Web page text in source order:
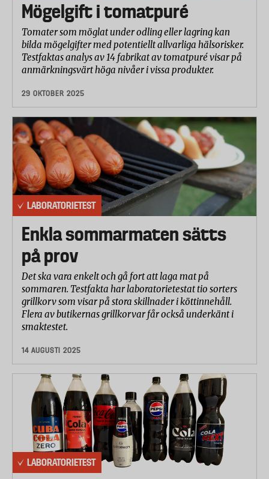
Mögelgift i tomatpuré
Tomater som möglat under odling eller lagring kan
bilda mögelgifter med potentiellt allvarliga hälsorisker.
Testfaktas analys av 14 fabrikat av tomatpuré visar på
anmärkningsvärt höga nivåer i vissa produkter.
29 OKTOBER 2025
LABORATORIETEST
Enkla sommarmaten sätts
på prov
Det ska vara enkelt och gå fort att laga mat på
sommaren. Testfakta har laboratorietestat tio sorters
grillkorv som visar på stora skillnader i köttinnehåll.
Flera av butikernas grillkorvar får också underkänt i
smaktestet.
14 AUGUSTI 2025
LABORATORIETEST